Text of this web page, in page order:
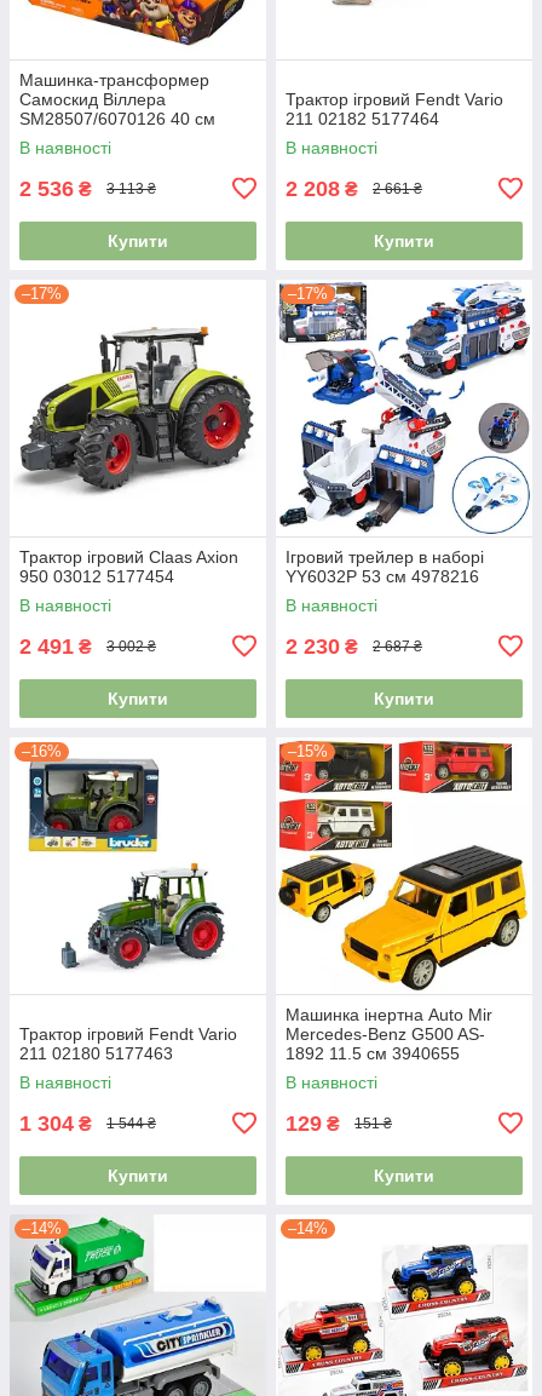
Машинка-трансформер
Самоскид Віллера
SM28507/6070126 40 см
4976896
В наявності
2 536 ₴ 3 113 ₴
Купити
Трактор ігровий Fendt Vario
211 02182 5177464
В наявності
2 208 ₴ 2 661 ₴
Купити
–17%
Трактор ігровий Claas Axion
950 03012 5177454
В наявності
2 491 ₴ 3 002 ₴
Купити
–17%
Ігровий трейлер в наборі
YY6032P 53 см 4978216
В наявності
2 230 ₴ 2 687 ₴
Купити
–16%
Трактор ігровий Fendt Vario
211 02180 5177463
В наявності
1 304 ₴ 1 544 ₴
Купити
–15%
Машинка інертна Auto Mir
Mercedes-Benz G500 AS-
1892 11.5 см 3940655
В наявності
129 ₴ 151 ₴
Купити
–14% –14%